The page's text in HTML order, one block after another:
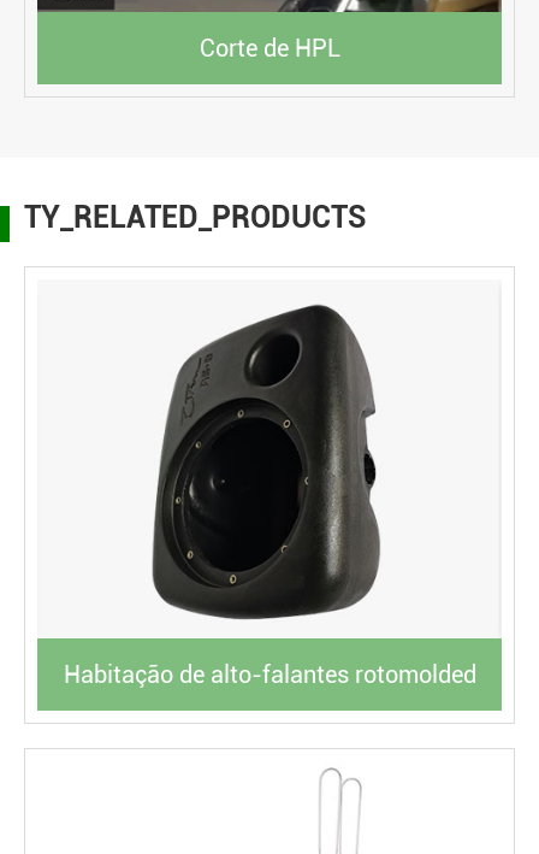
Corte de HPL
TY_RELATED_PRODUCTS
Habitação de alto-falantes rotomolded